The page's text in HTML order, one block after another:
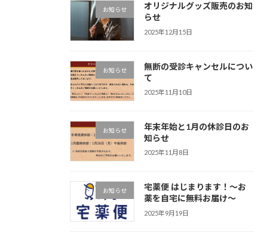
お知らせ
オリジナルグッズ販売のお知
らせ
2025年12月15日
お知らせ
無断の受診キャンセルについ
て
2025年11月10日
お知らせ
年末年始と1月の休診日のお
知らせ
2025年11月8日
お知らせ
宅薬便 はじまります！〜お
薬を自宅に無料お届け〜
2025年9月19日